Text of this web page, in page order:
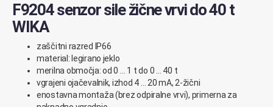
F9204 senzor sile žične vrvi do 40 t
WIKA
zaščitni razred IP66
material: legirano jeklo
merilna območja: od 0 1 t do 0 … 40 t
vgrajeni ojačevalnik, izhod 4 20 mA, 2-žični
enostavna montaža(brez odpiralne vrvi), primerna za